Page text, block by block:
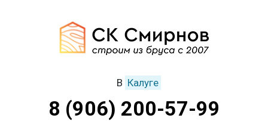
В Калуге
8 (906) 200-57-99